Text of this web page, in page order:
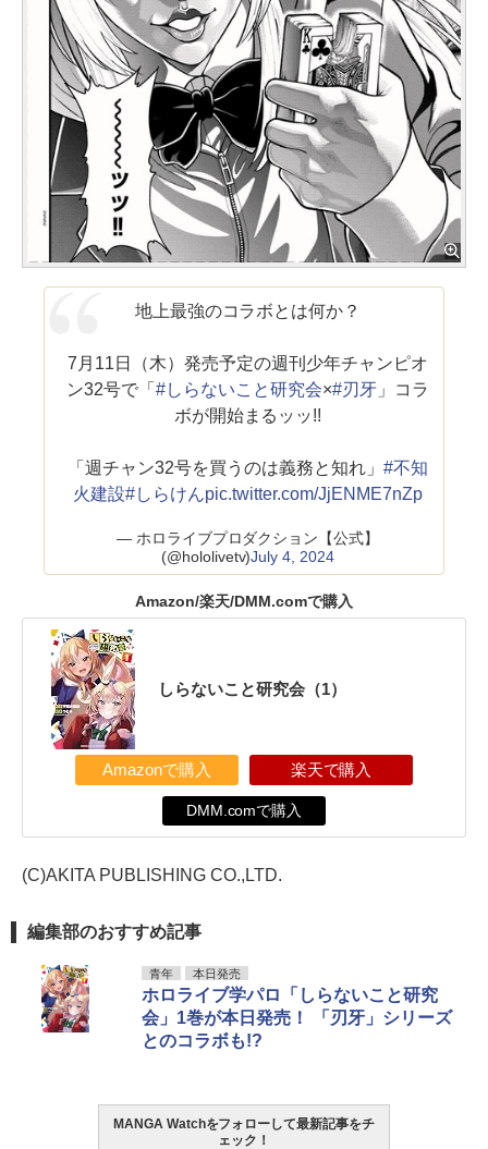
地上最強のコラボとは何か？
7月11日（木）発売予定の週刊少年チャンピオ
ン32号で「#しらないこと研究会×#刃牙」コラ
ボが開始まるッッ!!
「週チャン32号を買うのは義務と知れ」 #不知
火建設#しらけんpic.twitter.com/JjENME7nZp
— ホロライブプロダクション【公式】
(@hololivetv)July 4, 2024
Amazon/楽天/DMM.comで購入
しらないこと研究会（1）
Amazonで購入 楽天で購入
DMM.comで購入
(C)AKITA PUBLISHING CO.,LTD.
編集部のおすすめ記事
青年 本日発売
ホロライブ学パロ「しらないこと研究
会」1巻が本日発売！ 「刃牙」シリーズ
とのコラボも!?
MANGA Watchをフォローして最新記事をチ
ェック！